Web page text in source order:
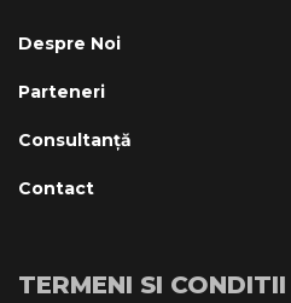
Despre Noi
Parteneri
Consultanță
Contact
TERMENI SI CONDITII